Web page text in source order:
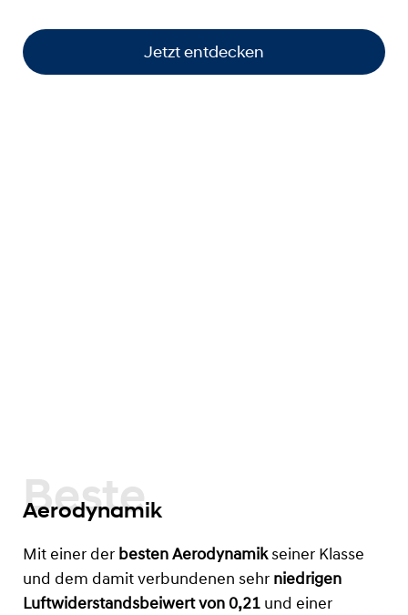
Jetzt entdecken
Beste
Aerodynamik
Mit einer der besten Aerodynamikseiner Klasse
und dem damit verbundenen sehr niedrigen
Luftwiderstandsbeiwert von 0,21 und einer